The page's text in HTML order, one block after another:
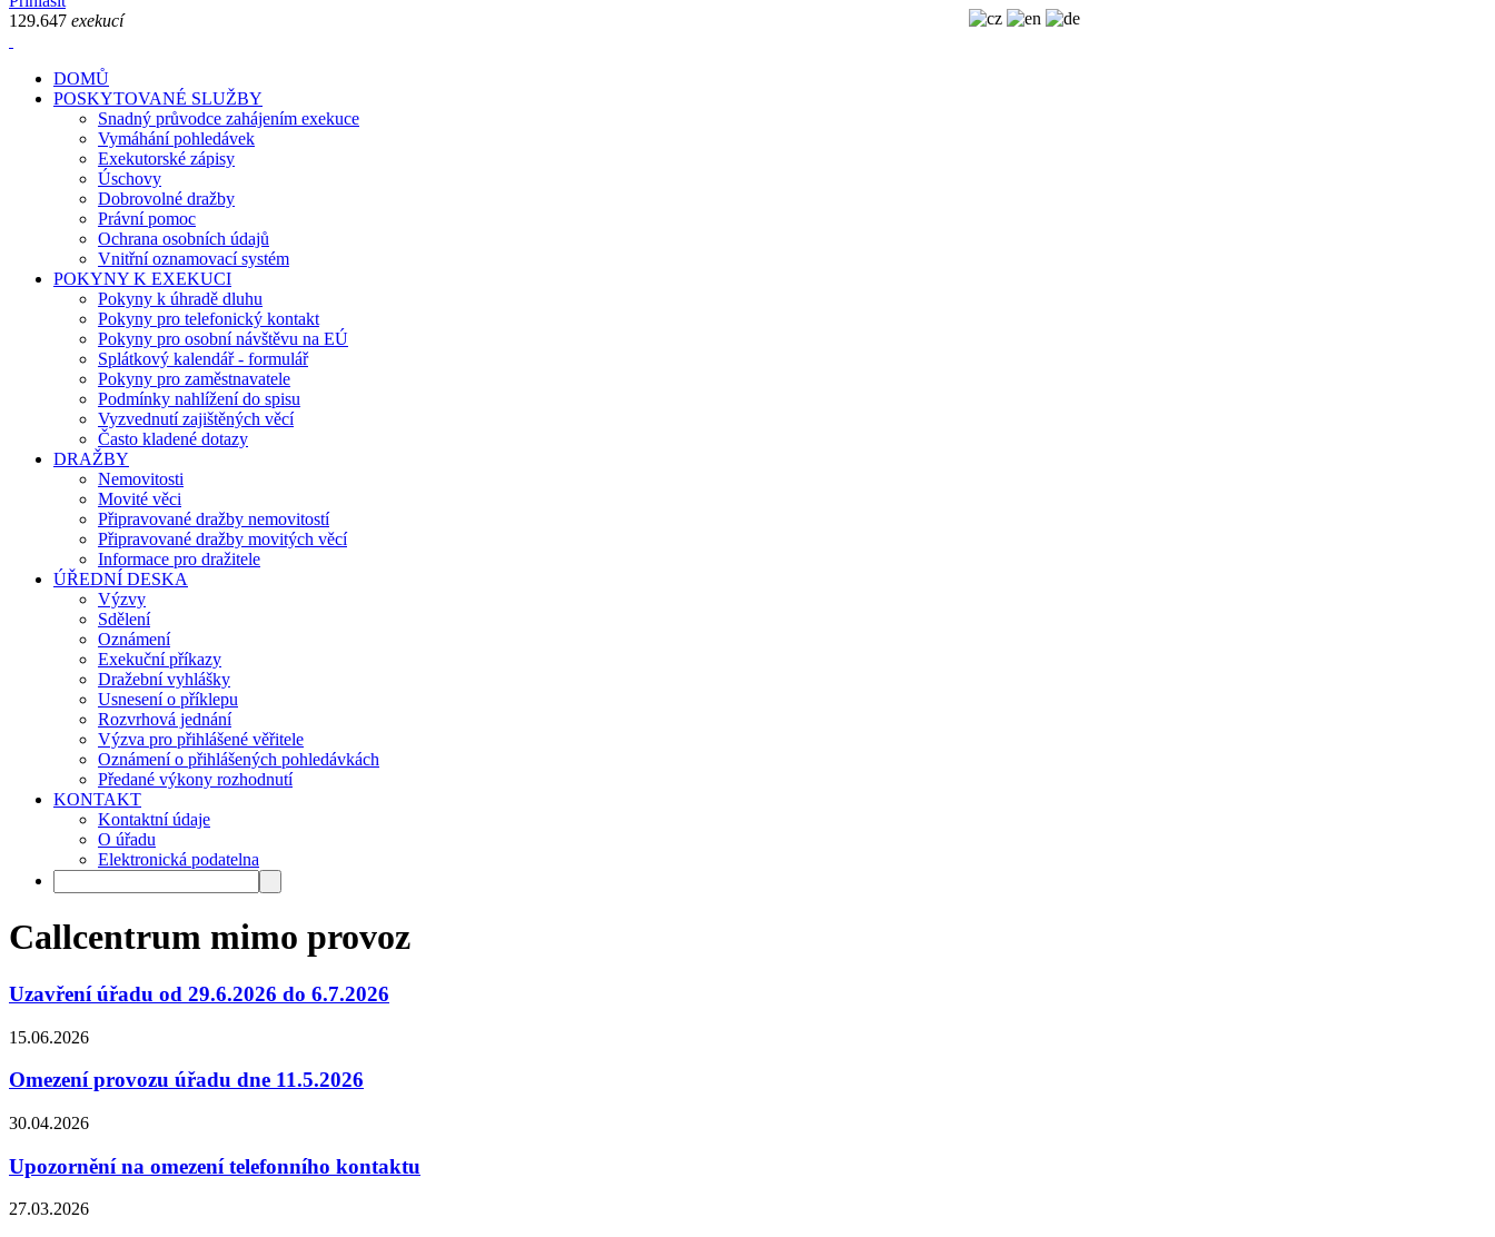
129.647 exekucí
DOMŮ
POSKYTOVANÉ SLUŽBY
Snadný průvodce zahájením exekuce
Vymáhání pohledávek
Exekutorské zápisy
Úschovy
Dobrovolné dražby
Právní pomoc
Ochrana osobních údajů
Vnitřní oznamovací systém
POKYNY K EXEKUCI
Pokyny k úhradě dluhu
Pokyny pro telefonický kontakt
Pokyny pro osobní návštěvu na EÚ
Splátkový kalendář - formulář
Pokyny pro zaměstnavatele
Podmínky nahlížení do spisu
Vyzvednutí zajištěných věcí
Často kladené dotazy
DRAŽBY
Nemovitosti
Movité věci
Připravované dražby nemovitostí
Připravované dražby movitých věcí
Informace pro dražitele
ÚŘEDNÍ DESKA
Výzvy
Sdělení
Oznámení
Exekuční příkazy
Dražební vyhlášky
Usnesení o příklepu
Rozvrhová jednání
Výzva pro přihlášené věřitele
Oznámení o přihlášených pohledávkách
Předané výkony rozhodnutí
KONTAKT
Kontaktní údaje
O úřadu
Elektronická podatelna
Callcentrum mimo provoz
Uzavření úřadu od 29.6.2026 do 6.7.2026
15.06.2026
Omezení provozu úřadu dne 11.5.2026
30.04.2026
Upozornění na omezení telefonního kontaktu
27.03.2026